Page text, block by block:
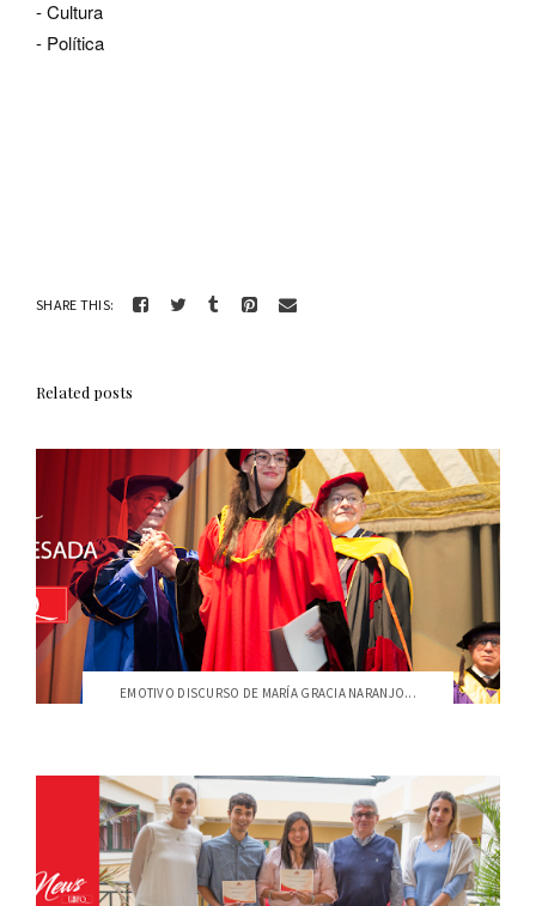
- Cultura
- Política
SHARE THIS:
Related posts
EMOTIVO DISCURSO DE MARÍA GRACIA NARANJO...